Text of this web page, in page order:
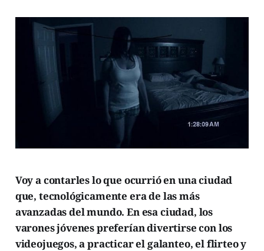
Voy a contarles lo que ocurrió en una ciudad
que, tecnológicamente era de las más
avanzadas del mundo. En esa ciudad, los
varones jóvenes preferían divertirse con los
videojuegos, a practicar el galanteo, el flirteo y